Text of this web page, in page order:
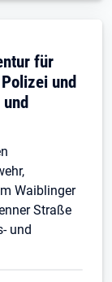
für
und
Waiblinger
Straße
und